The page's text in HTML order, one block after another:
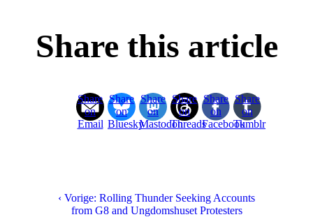
Share this article
Share
on
Email
Share
on
Bluesky
Share
on
Mastodon
Share
on
Threads
Share
on
Facebook
Share
on
Tumblr
‹ Vorige: Rolling Thunder Seeking Accounts
from G8 and Ungdomshuset Protesters